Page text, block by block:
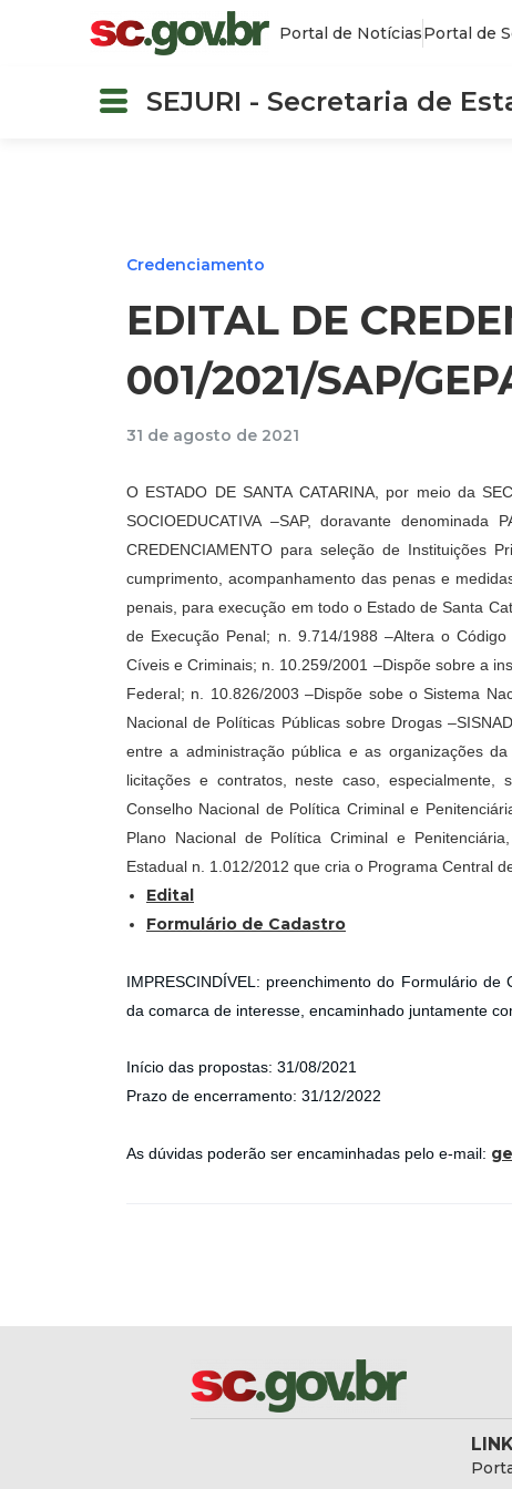
Portal de NotíciasPortal de
SEJURI - Secretaria de
Credenciamento
EDITAL DE
001/2021/SAP/
31 de agosto de 2021
O ESTADO DE SANTA CATARINA, por meio da
SOCIOEDUCATIVA –SAP, doravante denominada
CREDENCIAMENTO para seleção de Instituições
cumprimento, acompanhamento das penas e
penais, para execução em todo o Estado de Santa
de Execução Penal; n. 9.714/1988 –Altera o
Cíveis e Criminais; n. 10.259/2001 –Dispõe sobre a
Federal; n. 10.826/2003 –Dispõe sobe o Sistema
Nacional de Políticas Públicas sobre Drogas
entre a administração pública e as organizações
licitações e contratos, neste caso,
Conselho Nacional de Política Criminal e
Plano Nacional de Política Criminal e
Estadual n. 1.012/2012 que cria o Programa Central
Edital
Formulário de Cadastro
IMPRESCINDÍVEL: preenchimento do Formulário
da comarca de interesse, encaminhado juntamente
Início das propostas: 31/08/2021
Prazo de encerramento: 31/12/2022
As dúvidas poderão ser encaminhadas pelo e-mail: